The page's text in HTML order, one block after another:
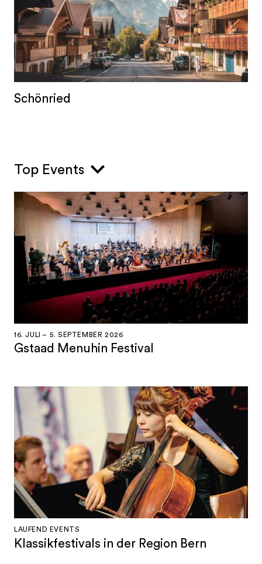
Schönried
Top Events
16. JULI – 5. SEPTEMBER 2026
Gstaad Menuhin Festival
LAUFEND EVENTS
Klassikfestivals in der Region Bern